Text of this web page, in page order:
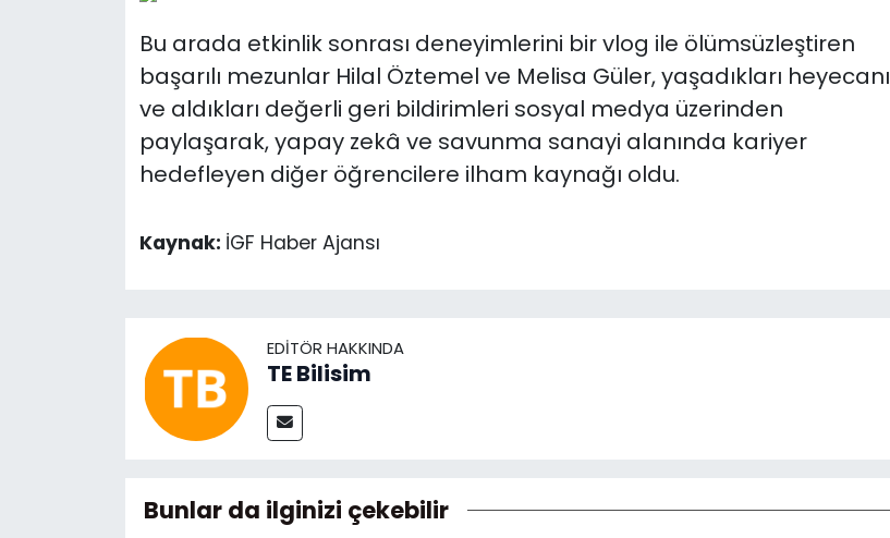
Bu arada etkinlik sonrası deneyimlerini bir vlog ile ölümsüzleştiren
başarılı mezunlar Hilal Öztemel ve Melisa Güler, yaşadıkları heyecanı
ve aldıkları değerli geri bildirimleri sosyal medya üzerinden
paylaşarak, yapay zekâ ve savunma sanayi alanında kariyer
hedefleyen diğer öğrencilere ilham kaynağı oldu.
Kaynak: İGF Haber Ajansı
EDITÖR HAKKINDA
TE Bilisim
Bunlar da ilginizi çekebilir